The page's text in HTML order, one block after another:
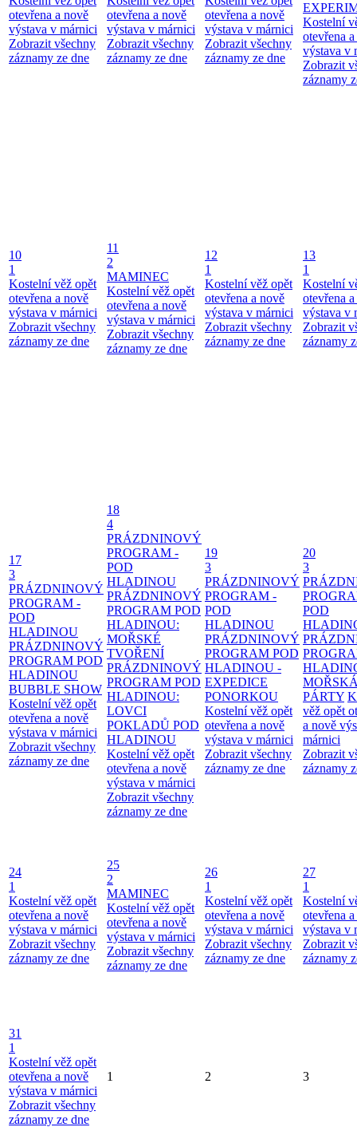
otevřena a nově
výstava v márnici
Zobrazit všechny
záznamy ze dne
otevřena a nově
výstava v márnici
Zobrazit všechny
záznamy ze dne
otevřena a nově
výstava v márnici
Zobrazit všechny
záznamy ze dne
Kostelní
otevřena
výstava v
Zobrazit
záznamy
10
1
Kostelní věž opět
otevřena a nově
výstava v márnici
Zobrazit všechny
záznamy ze dne
11
2
MAMINEC
Kostelní věž opět
otevřena a nově
výstava v márnici
Zobrazit všechny
záznamy ze dne
12
1
Kostelní věž opět
otevřena a nově
výstava v márnici
Zobrazit všechny
záznamy ze dne
13
1
Kostelní
otevřena
výstava v
Zobrazit
záznamy
17
3
PRÁZDNINOVÝ
PROGRAM -
POD
HLADINOU
PRÁZDNINOVÝ
PROGRAM POD
HLADINOU
BUBBLE SHOW
Kostelní věž opět
otevřena a nově
výstava v márnici
Zobrazit všechny
záznamy ze dne
18
4
PRÁZDNINOVÝ
PROGRAM -
POD
HLADINOU
PRÁZDNINOVÝ
PROGRAM POD
HLADINOU:
MOŘSKÉ
TVOŘENÍ
PRÁZDNINOVÝ
PROGRAM POD
HLADINOU:
LOVCI
POKLADŮ POD
HLADINOU
Kostelní věž opět
otevřena a nově
výstava v márnici
Zobrazit všechny
záznamy ze dne
19
3
PRÁZDNINOVÝ
PROGRAM -
POD
HLADINOU
PRÁZDNINOVÝ
PROGRAM POD
HLADINOU -
EXPEDICE
PONORKOU
Kostelní věž opět
otevřena a nově
výstava v márnici
Zobrazit všechny
záznamy ze dne
20
3
POD
PÁRTY
věž opět
a nově
márnici
Zobrazit
záznamy
24
1
Kostelní věž opět
otevřena a nově
výstava v márnici
Zobrazit všechny
záznamy ze dne
25
2
MAMINEC
Kostelní věž opět
otevřena a nově
výstava v márnici
Zobrazit všechny
záznamy ze dne
26
1
Kostelní věž opět
otevřena a nově
výstava v márnici
Zobrazit všechny
záznamy ze dne
27
1
Kostelní
otevřena
výstava v
Zobrazit
záznamy
31
1
Kostelní věž opět
otevřena a nově
výstava v márnici
Zobrazit všechny
záznamy ze dne
1 2 3